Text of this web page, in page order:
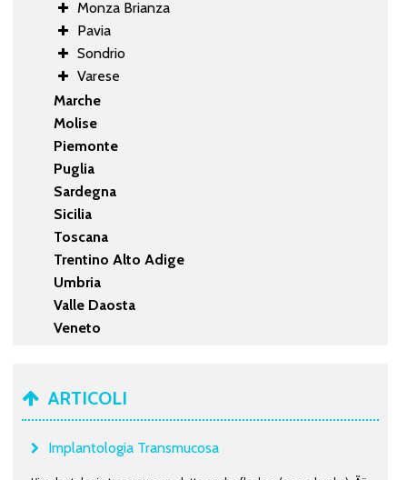
Monza Brianza
Pavia
Sondrio
Varese
Marche
Molise
Piemonte
Puglia
Sardegna
Sicilia
Toscana
Trentino Alto Adige
Umbria
Valle Daosta
Veneto
ARTICOLI
Implantologia Transmucosa